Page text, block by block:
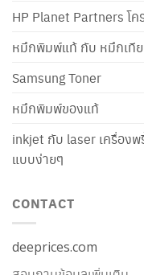
HP Planet Partners โ
หมึกพิมพ์แท้ กับ หมึกเทีย
Samsung Toner
หมึกพิมพ์ของแท้
inkjet กับ laser เครื่องพ
แบบง่ายๆ
CONTACT
deeprices.com